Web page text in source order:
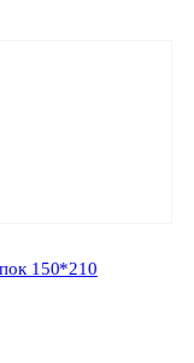
150*210